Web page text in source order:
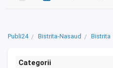
Publi24 Bistrita-Nasaud Bistrita
Categorii